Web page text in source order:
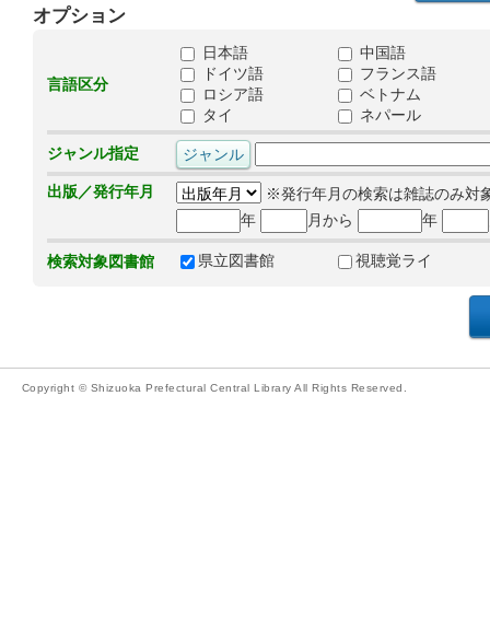
オプション
言語区分
日本語
中国語
ドイツ語
フランス語
ロシア語
ベトナム
タイ
ネパール
ジャンル指定
出版／発行年月
※発行年月の検索は雑誌のみ対
年
月から 年
検索対象図書館 県立図書館 視聴覚ライ
Copyright © Shizuoka Prefectural Central Library All Rights Reserved.